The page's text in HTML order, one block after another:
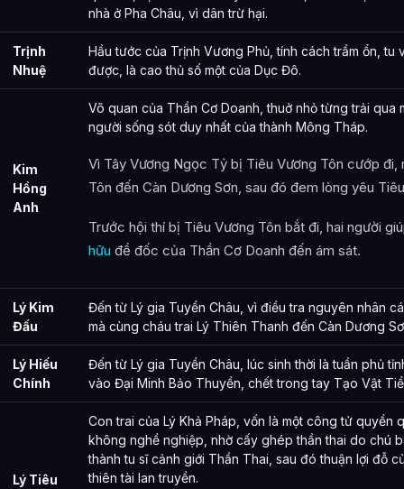
nhà ở Pha Châu, vì dân trừ hại.
Trịnh
Nhuệ
Hầu tước của Trịnh Vương Phủ, tính cách trầm ổn, tu
được, là cao thủ số một của Dục Đô.
Kim
Hồng
Anh
Võ quan của Thần Cơ Doanh, thuở nhỏ từng trải qua
người sống sót duy nhất của thành Mông Tháp.
Vì Tây Vương Ngọc Tỷ bị Tiêu Vương Tôn cướp đi,
Tôn đến Càn Dương Sơn, sau đó đem lòng yêu
Trước hội thí bị Tiêu Vương Tôn bắt đi, hai người
hữu đề đốc của Thần Cơ Doanh đến ám sát.
Lý Kim
Đấu
Đến từ Lý gia Tuyền Châu, vì điều tra nguyên nhân
mà cùng cháu trai Lý Thiên Thanh đến Càn Dương
Lý Hiếu
Chính
Đến từ Lý gia Tuyền Châu, lúc sinh thời là tuần phủ
vào Đại Minh Bảo Thuyền, chết trong tay Tạo Vật
Lý Tiêu
Con trai của Lý Khả Pháp, vốn là một công tử quyền
không nghề nghiệp, nhờ cấy ghép thần thai do chú
thành tu sĩ cảnh giới Thần Thai, sau đó thuận lợi đỗ
thiên tài lan truyền.